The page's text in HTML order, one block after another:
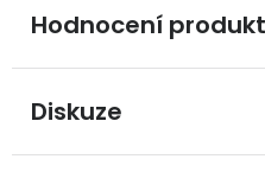
Hodnocení
Diskuze